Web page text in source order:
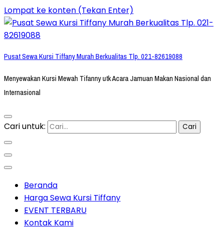
Lompat ke konten (Tekan Enter)
Pusat Sewa Kursi Tiffany Murah Berkualitas Tlp. 021-82619088
Menyewakan Kursi Mewah Tifanny utk Acara Jamuan Makan Nasional dan
Internasional
Cari untuk:
Beranda
Harga Sewa Kursi Tiffany
EVENT TERBARU
Kontak Kami